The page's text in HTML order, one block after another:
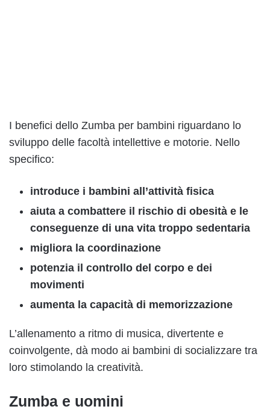
I benefici dello Zumba per bambini riguardano lo
sviluppo delle facoltà intellettive e motorie. Nello
specifico:
introduce i bambini all’attività fisica
aiuta a combattere il rischio di obesità e le
conseguenze di una vita troppo sedentaria
migliora la coordinazione
potenzia il controllo del corpo e dei
movimenti
aumenta la capacità di memorizzazione
L’allenamento a ritmo di musica, divertente e
coinvolgente, dà modo ai bambini di socializzare tra
loro stimolando la creatività.
Zumba e uomini